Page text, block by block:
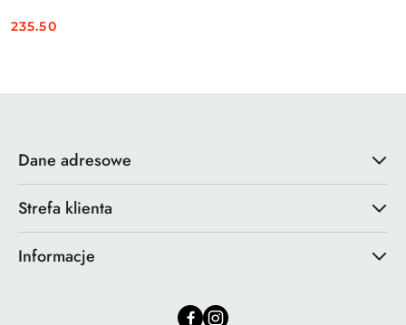
Cena:
235.50
Dane adresowe
Strefa klienta
Informacje